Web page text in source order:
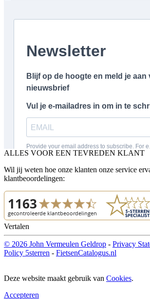
ALLES VOOR EEN TEVREDEN KLANT
Wil jij weten hoe onze klanten onze service
klantbeoordelingen:
Vertalen
© 2026 John Vermeulen Geldrop - Privacy
Policy 5sterren - FietsenCatalogus.nl
Deze website maakt gebruik van Cookies.
Accepteren